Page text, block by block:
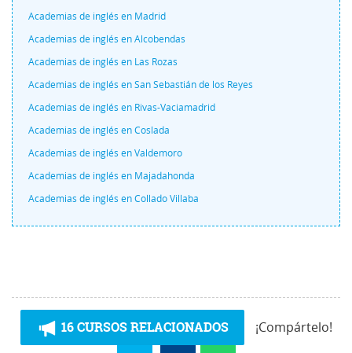
Academias de inglés en Madrid
Academias de inglés en Alcobendas
Academias de inglés en Las Rozas
Academias de inglés en San Sebastián de los Reyes
Academias de inglés en Rivas-Vaciamadrid
Academias de inglés en Coslada
Academias de inglés en Valdemoro
Academias de inglés en Majadahonda
Academias de inglés en Collado Villaba
16 CURSOS RELACIONADOS ¡Compártelo!